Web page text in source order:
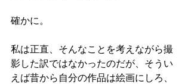
確かに。
私は正直、そんなことを考えながら撮
影した訳ではなかったのだが、そうい
えば昔から自分の作品は絵画にしろ、